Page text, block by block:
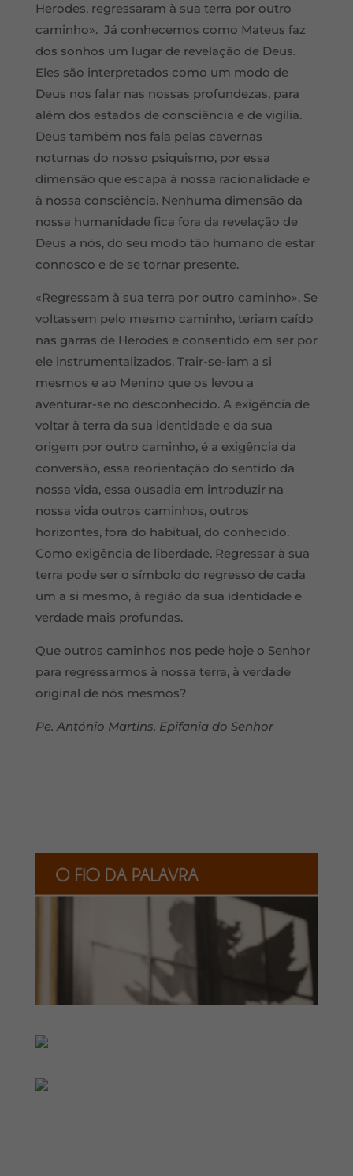
Herodes, regressaram à sua terra por outro
caminho». Já conhecemos como Mateus faz
dos sonhos um lugar de revelação de Deus.
Eles são interpretados como um modo de
Deus nos falar nas nossas profundezas, para
além dos estados de consciência e de vigília.
Deus também nos fala pelas cavernas
noturnas do nosso psiquismo, por essa
dimensão que escapa à nossa racionalidade e
à nossa consciência. Nenhuma dimensão da
nossa humanidade fica fora da revelação de
Deus a nós, do seu modo tão humano de estar
connosco e de se tornar presente.
«Regressam à sua terra por outro caminho». Se
voltassem pelo mesmo caminho, teriam caído
nas garras de Herodes e consentido em ser por
ele instrumentalizados. Trair-se-iam a si
mesmos e ao Menino que os levou a
aventurar-se no desconhecido. A exigência de
voltar à terra da sua identidade e da sua
origem por outro caminho, é a exigência da
conversão, essa reorientação do sentido da
nossa vida, essa ousadia em introduzir na
nossa vida outros caminhos, outros
horizontes, fora do habitual, do conhecido.
Como exigência de liberdade. Regressar à sua
terra pode ser o símbolo do regresso de cada
um a si mesmo, à região da sua identidade e
verdade mais profundas.
Que outros caminhos nos pede hoje o Senhor
para regressarmos à nossa terra, à verdade
original de nós mesmos?
Pe. António Martins, Epifania do Senhor